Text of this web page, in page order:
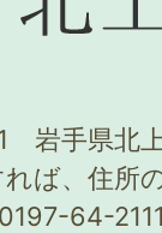
岩手県北
れば、住所
0197-64-